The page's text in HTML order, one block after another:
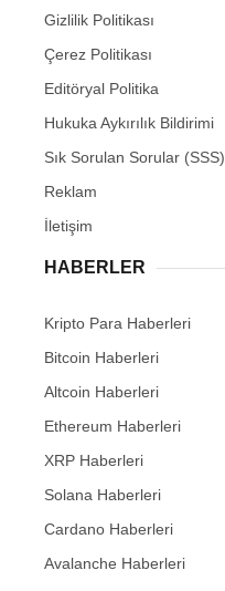
Gizlilik Politikası
Çerez Politikası
Editöryal Politika
Hukuka Aykırılık Bildirimi
Sık Sorulan Sorular (SSS)
Reklam
İletişim
HABERLER
Kripto Para Haberleri
Bitcoin Haberleri
Altcoin Haberleri
Ethereum Haberleri
XRP Haberleri
Solana Haberleri
Cardano Haberleri
Avalanche Haberleri